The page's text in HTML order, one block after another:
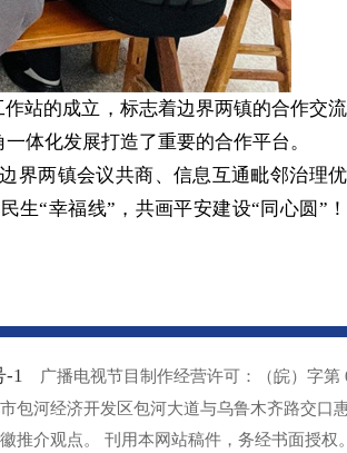
站的成立，标志着边界两镇的合作交流
体化发展打造了重要的合作平台。
界两镇会议共商、信息互通毗邻治理优
生“幸福线”，共画平安建设“同心圆”！
-1
广播电视节目制作经营许可：（皖）字第
包河经济开发区包河大道与乌鲁木齐路交口
推介观点。 刊用本网站稿件，务经书面授权。